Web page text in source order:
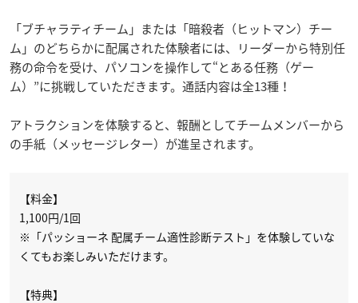
「ブチャラティチーム」または「暗殺者（ヒットマン）チー
ム」のどちらかに配属された体験者には、リーダーから特別任
務の命令を受け、パソコンを操作して“とある任務（ゲー
ム）”に挑戦していただきます。通話内容は全13種！
アトラクションを体験すると、報酬としてチームメンバーから
の手紙（メッセージレター）が進呈されます。
【料金】
1,100円/1回
※「パッショーネ 配属チーム適性診断テスト」を体験していな
くてもお楽しみいただけます。
【特典】